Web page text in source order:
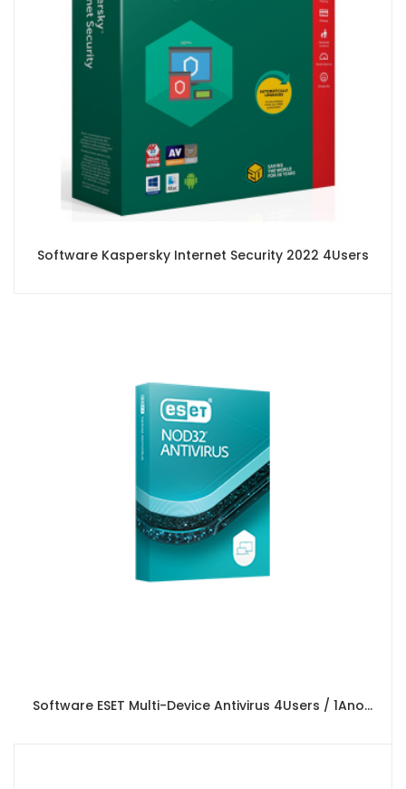
Software Kaspersky Internet Security 2022 4Users
Software ESET Multi-Device Antivirus 4Users / 1Ano (Box Version)